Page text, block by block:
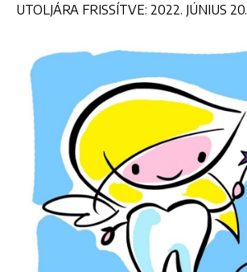
UTOLJÁRA FRISSÍTVE: 2022. JÚNIUS 20.